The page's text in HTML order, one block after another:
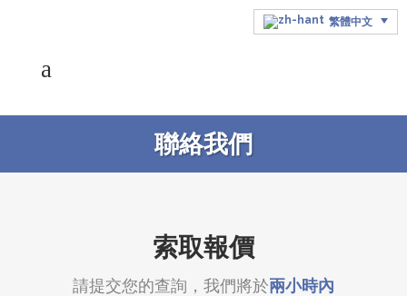
繁體中文
聯絡我們
索取報價
請提交您的查詢，我們將於兩小時內